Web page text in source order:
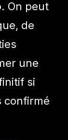
. On peut
de
une
si
confirmé